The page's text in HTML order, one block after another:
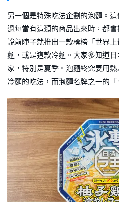
另一個是特殊吃法企劃的泡麵。
過每當有這類的商品出來時，都
說前陣子就推出一款標榜「世界
麵，或是這款冷麵。大家多知道
家，特別是夏季。泡麵終究要用
冷麵的吃法，而泡麵名牌之一的